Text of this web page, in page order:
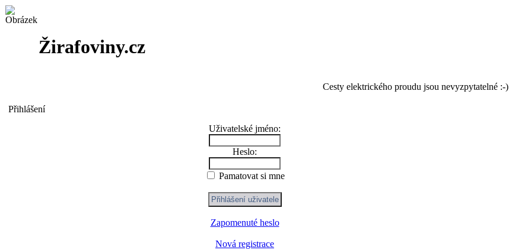
Žirafoviny.cz
Cesty elektrického proudu jsou nevyzpytatelné :-)
Přihlášení
Uživatelské jméno:
Heslo:
Pamatovat si mne
Zapomenuté heslo
Nová registrace